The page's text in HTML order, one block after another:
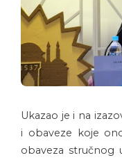
Ukazao je i na
i obaveze koje
obaveza stručnog